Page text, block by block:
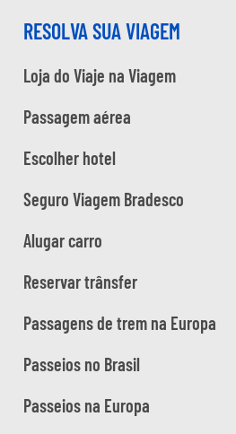
RESOLVA SUA VIAGEM
Loja do Viaje na Viagem
Passagem aérea
Escolher hotel
Seguro Viagem Bradesco
Alugar carro
Reservar trânsfer
Passagens de trem na Europa
Passeios no Brasil
Passeios na Europa